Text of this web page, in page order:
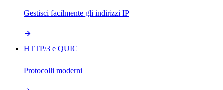
Gestisci facilmente gli indirizzi IP
HTTP/3 e QUIC
Protocolli moderni